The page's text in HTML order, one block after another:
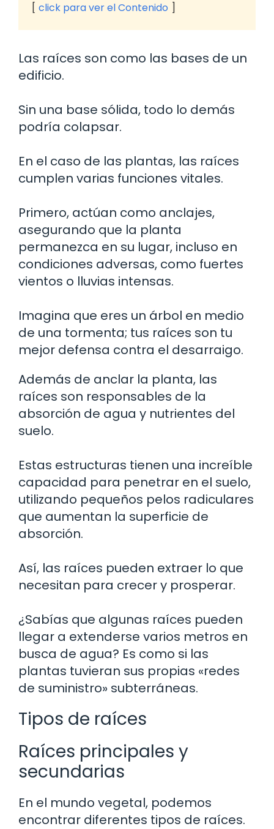
click para ver el Contenido
Las raíces son como las bases de un
edificio.
Sin una base sólida, todo lo demás
podría colapsar.
En el caso de las plantas, las raíces
cumplen varias funciones vitales.
Primero, actúan como anclajes,
asegurando que la planta
permanezca en su lugar, incluso en
condiciones adversas, como fuertes
vientos o lluvias intensas.
Imagina que eres un árbol en medio
de una tormenta; tus raíces son tu
mejor defensa contra el desarraigo.
Además de anclar la planta, las
raíces son responsables de la
absorción de agua y nutrientes del
suelo.
Estas estructuras tienen una increíble
capacidad para penetrar en el suelo,
utilizando pequeños pelos radiculares
que aumentan la superficie de
absorción.
Así, las raíces pueden extraer lo que
necesitan para crecer y prosperar.
¿Sabías que algunas raíces pueden
llegar a extenderse varios metros en
busca de agua? Es como si las
plantas tuvieran sus propias «redes
de suministro» subterráneas.
Tipos de raíces
Raíces principales y
secundarias
En el mundo vegetal, podemos
encontrar diferentes tipos de raíces.